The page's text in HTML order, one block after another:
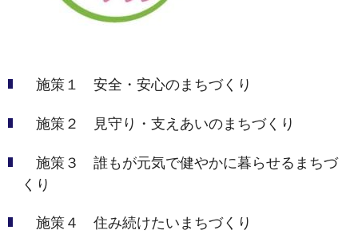
施策１ 安全・安心のまちづくり
施策２ 見守り・支えあいのまちづくり
施策３ 誰もが元気で健やかに暮らせるまちづ
くり
施策４ 住み続けたいまちづくり